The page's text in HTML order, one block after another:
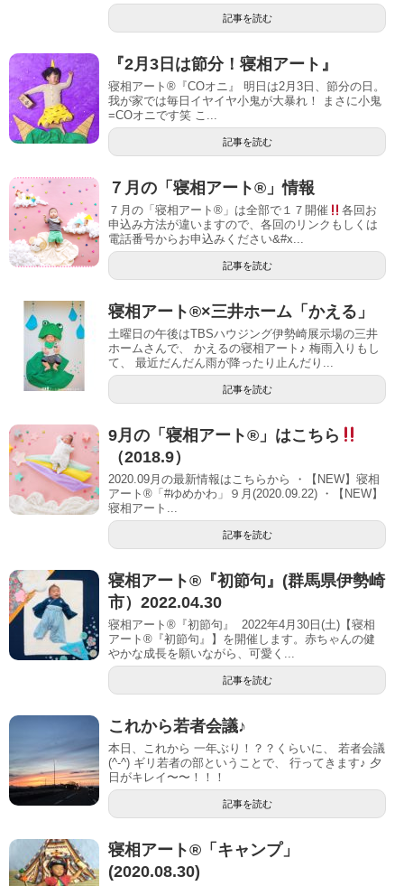
記事を読む
『2月3日は節分！寝相アート』
寝相アート®︎『COオニ』 明日は2月3日、節分の日。
我が家では毎日イヤイヤ小鬼が大暴れ！ まさに小鬼
=COオニです笑 こ...
記事を読む
７月の「寝相アート®」情報
７月の「寝相アート®」は全部で１７開催
各回お
申込み方法が違いますので、各回のリンクもしくは
電話番号からお申込みください&#x...
記事を読む
寝相アート®︎×三井ホーム「かえる」
土曜日の午後はTBSハウジング伊勢崎展示場の三井
ホームさんで、 かえるの寝相アート♪ 梅雨入りもし
て、 最近だんだん雨が降ったり止んだり...
記事を読む
9月の「寝相アート®」はこちら
（2018.9）
2020.09月の最新情報はこちらから ・【NEW】寝相
アート®「#ゆめかわ」９月(2020.09.22) ・【NEW】
寝相アート...
記事を読む
寝相アート®︎『初節句』(群馬県伊勢崎
市）2022.04.30
寝相アート®『初節句』 2022年4月30日(土)【寝相
アート®︎『初節句』】を開催します。赤ちゃんの健
やかな成長を願いながら、可愛く...
記事を読む
これから若者会議♪
本日、これから 一年ぶり！？？くらいに、 若者会議
(^-^) ギリ若者の部ということで、 行ってきます♪ 夕
日がキレイ〜〜！！！
記事を読む
寝相アート®「キャンプ」
(2020.08.30)